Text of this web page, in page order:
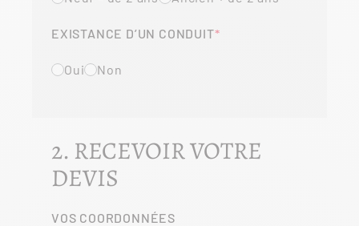
EXISTANCE D’UN CONDUIT
Oui Non
2. RECEVOIR VOTRE
DEVIS
VOS COORDONNÉES